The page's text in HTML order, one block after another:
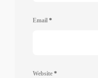
Email *
Website *